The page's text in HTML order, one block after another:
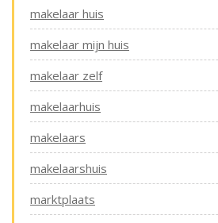
makelaar huis
makelaar mijn huis
makelaar zelf
makelaarhuis
makelaars
makelaarshuis
marktplaats